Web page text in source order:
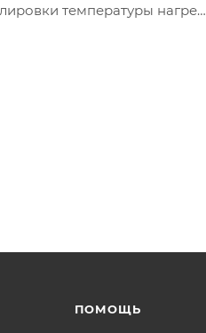
температуры нагрева
ПОМОЩЬ